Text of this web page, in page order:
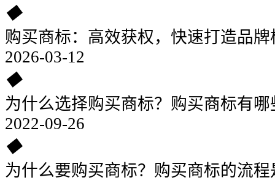
◆
购买商标：高效获权，快速打造品
2026-03-12
◆
为什么选择购买商标？购买商标有
2022-09-26
◆
为什么要购买商标？购买商标的流